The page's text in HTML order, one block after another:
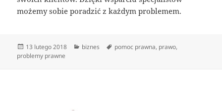
możemy sobie poradzić z każdym problemem.
Data
publikacji
13 lutego 2018 Kategorie
biznes Tagi
pomoc prawna, prawo,
problemy prawne